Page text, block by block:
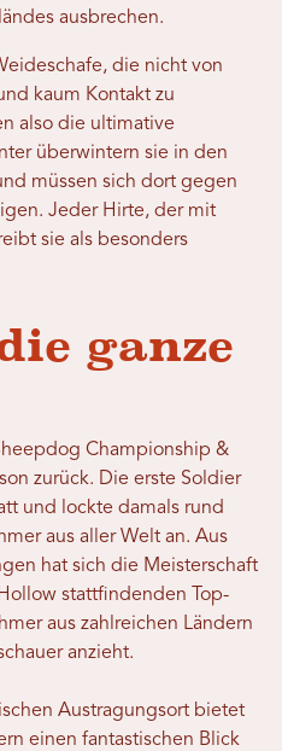
ausbrechen.
die nicht von
kaum Kontakt zu
also die ultimative
überwintern sie in den
müssen sich dort gegen
Jeder Hirte, der mit
sie als besonders
ganze
Championship &
zurück. Die erste Soldier
und lockte damals rund
aus aller Welt an. Aus
hat sich die Meisterschaft
stattfindenden Top-
aus zahlreichen Ländern
anzieht.
Austragungsort bietet
einen fantastischen Blick